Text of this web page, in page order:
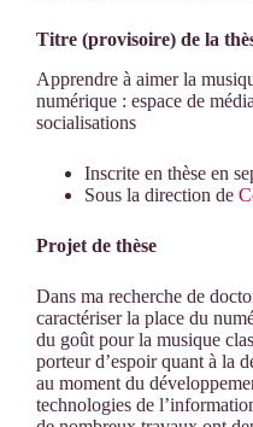
Titre (provisoire) de la
Apprendre à aimer la
numérique : espace de
socialisations
Inscrite en thèse en
Sous la direction de
Projet de thèse
Dans ma recherche de
caractériser la place du
du goût pour la musique
porteur d’espoir quant à la
au moment du
technologies de